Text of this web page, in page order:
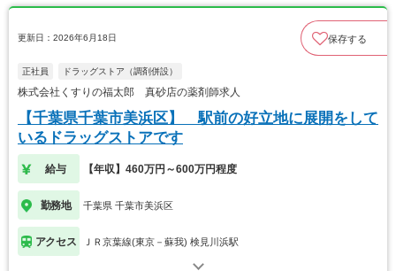
更新日：2026年6月18日 保存する
正社員 ドラッグストア（調剤併設）
株式会社くすりの福太郎 真砂店の薬剤師求人
【千葉県千葉市美浜区】 駅前の好立地に展開をして
いるドラッグストアです
給与 【年収】460万円～600万円程度
勤務地 千葉県 千葉市美浜区
アクセス ＪＲ京葉線(東京－蘇我) 検見川浜駅